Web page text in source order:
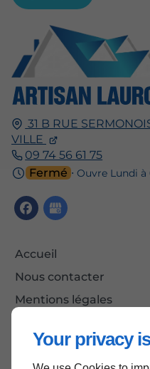
Your privacy
31 B RUE
VILLE
09 74 56 61 75
Fermé ⋅ Ouvre Lundi
Accueil
Nous contacter
Mentions légales